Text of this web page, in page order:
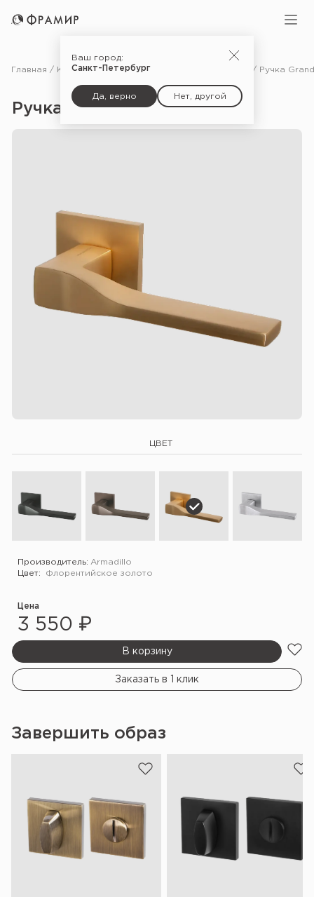
Ваш город:
Санкт-Петербург
Да, верно Нет, другой
Главная Каталог Фурнитура
Ручка Grand USS — FSG
ЦВЕТ
Производитель: Armadillo
Цвет:
Флорентийское золото
Цена
3 550 ₽
В корзину
Заказать в 1 клик
Завершить образ